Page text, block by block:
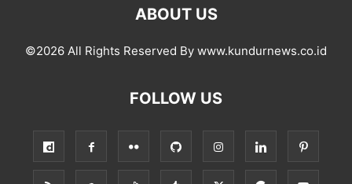
ABOUT US
©2026 All Rights Reserved By www.kundurnews.co.id
FOLLOW US